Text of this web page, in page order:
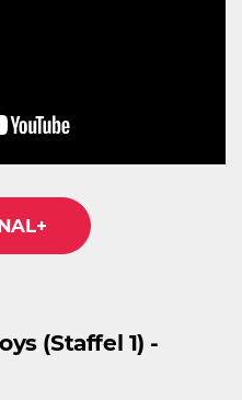
(Staffel 1) -